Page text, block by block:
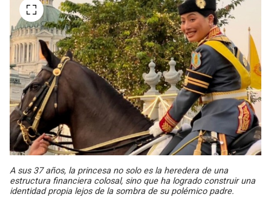
A sus 37 años, la princesa no solo es la heredera de una
estructura financiera colosal, sino que ha logrado construir una
identidad propia lejos de la sombra de su polémico padre.